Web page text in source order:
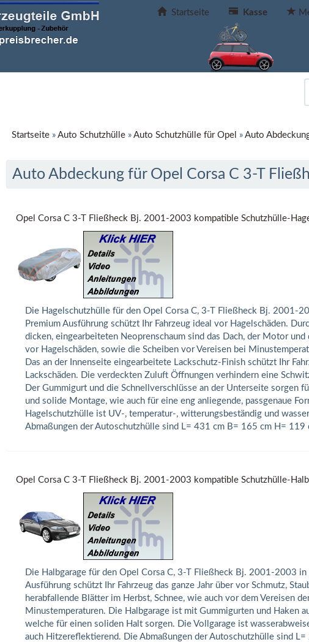
Startseite Kasse
Startseite» Auto Schutzhülle» Auto Schutzhülle für Opel » Auto
Auto Abdeckung für Opel Corsa C 3-T
Opel Corsa C 3-T Fließheck Bj. 2001-2003 kompatible Schutzhülle-
Die Hagelschutzhülle für den Opel Corsa C, 3-T Fließheck Bj. 2001-
Premium Ausführung schützt Ihr Fahrzeug ideal vor Hagelschäden.
dicken, eingearbeiteten Neoprenschaum sind das Dach, der Motor und
vor Hagelschäden, sowie die Scheiben vor Vereisen bei
Das an der Innenseite eingearbeitete Lackschutz-Finish schützt Ihr
Lackschäden. Die verdeckten Zuluft Öffnungen verhindern eine
Der Gummigurt und die Schnellverschlüsse an der Unterseite sorgen
und solide Montage, wie auch für eine eng anliegende, passgenaue
Hagelschutzhülle ist UV-, temperatur-, witterungsbeständig und
Abmaßungen der Autoschutzhülle sind L= 431 cm B= 165 cm H= 119
Opel Corsa C 3-T Fließheck Bj. 2001-2003 kompatible Schutzhülle-
Die Halbgarage für den Opel Corsa C, 3-T Fließheck Bj. 2001-2003 in
Ausführung schützt Ihr Fahrzeug das ganze Jahr über vor Schmutz,
herabfallende Blätter im Herbst, Schnee, wie auch vor dem Vereisen
Minustemperaturen. Die Halbgarage ist mit Gummigurten und Haken
welche für einen soliden Halt sorgen. Die Vollgarage ist
auch Hitzereflektierend. Die Abmaßungen der Autoschutzhülle sind